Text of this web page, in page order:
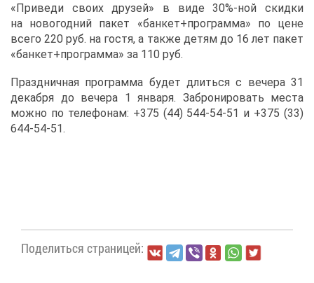
«При­ве­ди сво­их дру­зей» в ви­де 30%-ной скид­ки
на но­во­год­ний па­кет «бан­кет+про­грам­ма» по цене
все­го 220 руб. на го­стя, а та­к­же де­тям до 16 лет па­кет
«бан­кет+про­грам­ма» за 110 руб.
Празд­нич­ная про­грам­ма бу­дет длить­ся с ве­че­ра 31
де­каб­ря до ве­че­ра 1 ян­ва­ря. За­бро­ни­ро­вать ме­ста
мож­но по те­ле­фо­нам: +375 (44) 544-54-51 и +375 (33)
644-54-51.
По­де­лить­ся стра­ни­цей: